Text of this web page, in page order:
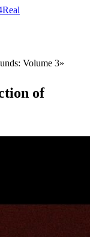
Volume 3»
of